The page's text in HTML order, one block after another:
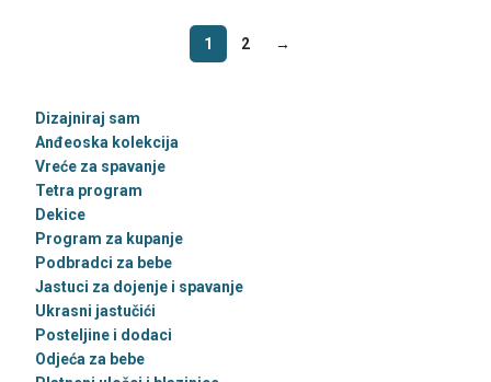
Dizajniraj sam
Anđeoska kolekcija
Vreće za spavanje
Tetra program
Dekice
Program za kupanje
Podbradci za bebe
Jastuci za dojenje i spavanje
Ukrasni jastučići
Posteljine i dodaci
Odjeća za bebe
1 2 →